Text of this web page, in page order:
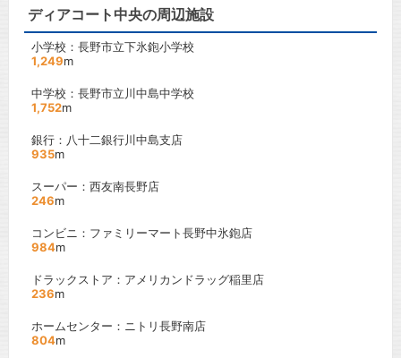
ディアコート中央の周辺施設
小学校：長野市立下氷鉋小学校
1,249m
中学校：長野市立川中島中学校
1,752m
銀行：八十二銀行川中島支店
935m
スーパー：西友南長野店
246m
コンビニ：ファミリーマート長野中氷鉋店
984m
ドラックストア：アメリカンドラッグ稲里店
236m
ホームセンター：ニトリ長野南店
804m